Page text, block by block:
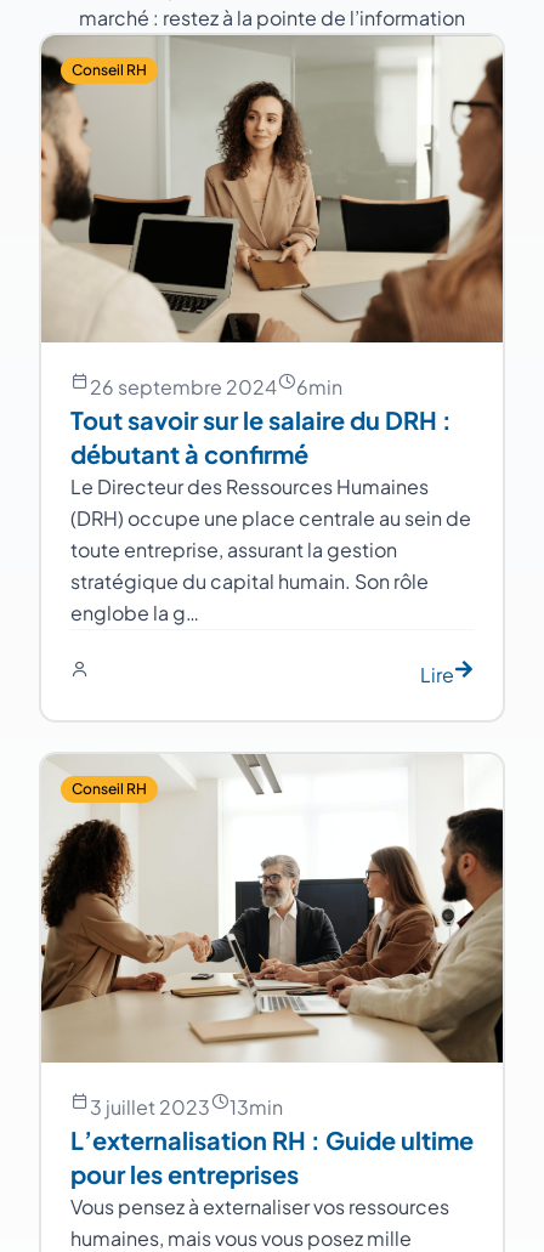
marché : restez à la pointe de l’information
Conseil RH
26 septembre 2024 6min
Tout savoir sur le salaire du DRH :
débutant à confirmé
Le Directeur des Ressources Humaines
(DRH) occupe une place centrale au sein de
toute entreprise, assurant la gestion
stratégique du capital humain. Son rôle
englobe la g…
Lire
Conseil RH
3 juillet 2023 13min
L’externalisation RH : Guide ultime
pour les entreprises
Vous pensez à externaliser vos ressources
humaines, mais vous vous posez mille